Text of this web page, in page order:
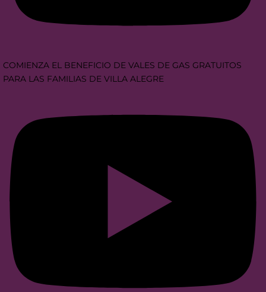
COMIENZA EL BENEFICIO DE VALES DE GAS GRATUITOS
PARA LAS FAMILIAS DE VILLA ALEGRE